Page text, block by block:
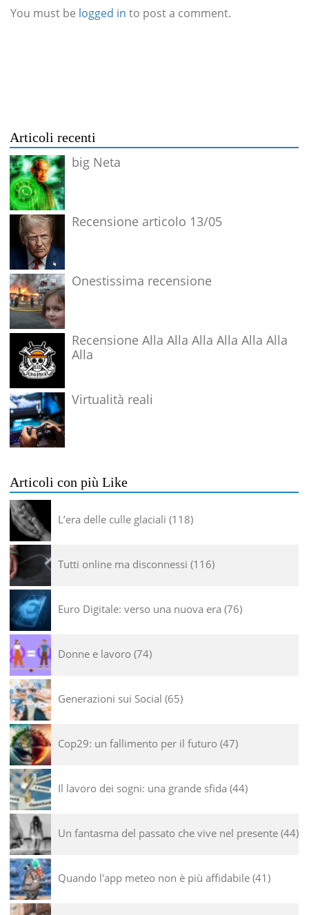
You must be logged in to post a comment.
Articoli recenti
big Neta
Recensione articolo 13/05
Onestissima recensione
Recensione Alla Alla Alla Alla Alla Alla
Alla
Virtualità reali
Articoli con più Like
L’era delle culle glaciali 118
Tutti online ma disconnessi 116
Euro Digitale: verso una nuova era 76
Donne e lavoro 74
Generazioni sui Social 65
Cop29: un fallimento per il futuro 47
Il lavoro dei sogni: una grande sfida 44
Un fantasma del passato che vive nel presente 44
Quando l'app meteo non è più affidabile 41